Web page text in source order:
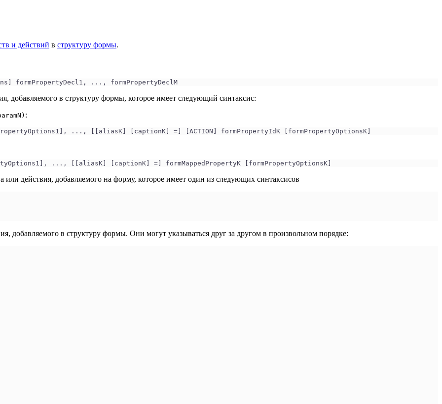
и действий в структуру формы.
formPropertyDecl1, ..., formPropertyDeclM
добавляемого в структуру формы, которое имеет следующий синтаксис:
:
..., [[aliasK] [captionK] =] [ACTION] formPropertyIdK [formPropertyOptionsK]
..., [[aliasK] [captionK] =] formMappedPropertyK [formPropertyOptionsK]
или действия, добавляемого на форму, которое имеет один из следующих синтаксисов
добавляемого в структуру формы. Они могут указываться друг за другом в произвольном порядке: